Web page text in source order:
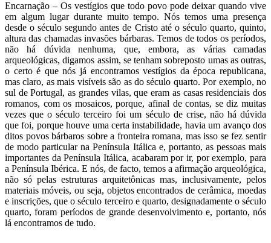
Encarnação – Os vestígios que todo povo pode deixar quando vive
em algum lugar durante muito tempo. Nós temos uma presença
desde o século segundo antes de Cristo até o século quarto, quinto,
altura das chamadas invasões bárbaras. Temos de todos os períodos,
não há dúvida nenhuma, que, embora, as várias camadas
arqueológicas, digamos assim, se tenham sobreposto umas as outras,
o certo é que nós já encontramos vestígios da época republicana,
mas claro, as mais visíveis são as do século quarto. Por exemplo, no
sul de Portugal, as grandes vilas, que eram as casas residenciais dos
romanos, com os mosaicos, porque, afinal de contas, se diz muitas
vezes que o século terceiro foi um século de crise, não há dúvida
que foi, porque houve uma certa instabilidade, havia um avanço dos
ditos povos bárbaros sobre a fronteira romana, mas isso se fez sentir
de modo particular na Península Itálica e, portanto, as pessoas mais
importantes da Península Itálica, acabaram por ir, por exemplo, para
a Península Ibérica. E nós, de facto, temos a afirmação arqueológica,
não só pelas estruturas arquitetônicas mas, inclusivamente, pelos
materiais móveis, ou seja, objetos encontrados de cerâmica, moedas
e inscrições, que o século terceiro e quarto, designadamente o século
quarto, foram períodos de grande desenvolvimento e, portanto, nós
lá encontramos de tudo.